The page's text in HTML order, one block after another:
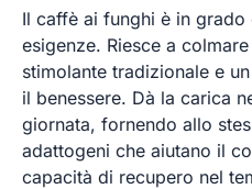
Il caffè ai funghi è in
esigenze. Riesce a
stimolante tradizionale e
il benessere. Dà la carica
giornata, fornendo allo
adattogeni che aiutano il
capacità di recupero nel